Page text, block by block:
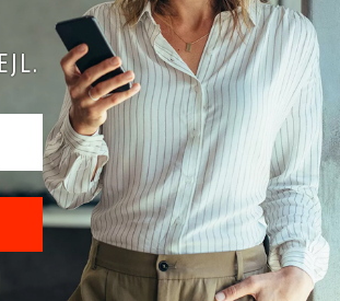
sapravilima komentarisanja i pravilima
Google Politika Privatnosti
Google Uslovi